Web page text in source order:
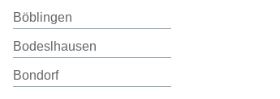
Böblingen
Bodeslhausen
Bondorf